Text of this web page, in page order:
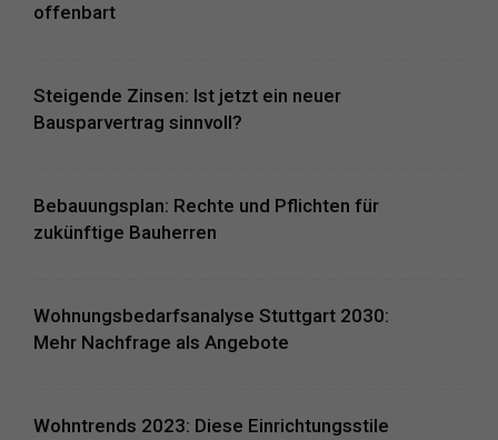
offenbart
Steigende Zinsen: Ist jetzt ein neuer
Bausparvertrag sinnvoll?
Bebauungsplan: Rechte und Pflichten für
zukünftige Bauherren
Wohnungsbedarfsanalyse Stuttgart 2030:
Mehr Nachfrage als Angebote
Wohntrends 2023: Diese Einrichtungsstile